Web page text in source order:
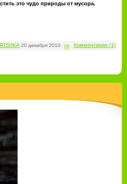
это чудо природы от мусора.
20 декабря 2010 Комментарии (1)